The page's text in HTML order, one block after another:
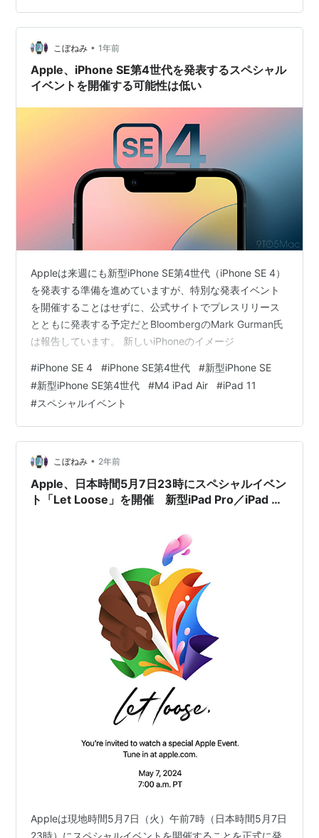
こぼねみ • 1年前
Apple、iPhone SE第4世代を発表するスペシャル
イベントを開催する可能性は低い
Appleは来週にも新型iPhone SE第4世代（iPhone SE 4）
を発表する準備を進めていますが、特別な発表イベント
を開催することはせずに、公式サイトでプレスリリース
とともに発表する予定だとBloombergのMark Gurman氏
は報告しています。 新しいiPhoneのイメージ
#iPhone SE 4 #iPhone SE第4世代 #新型iPhone SE
#新型iPhone SE第4世代 #M4 iPad Air #iPad 11
#スペシャルイベント
こぼねみ • 2年前
Apple、日本時間5月7日23時にスペシャルイベン
ト「Let Loose」を開催 新型iPad Pro／iPad Air
Appleは現地時間5月7日（火）午前7時（日本時間5月7日
23時）にスペシャルイベントを開催することを正式に発